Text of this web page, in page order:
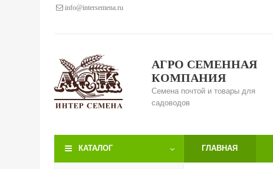
info@intersemena.ru
АГРО СЕМЕННАЯ
КОМПАНИЯ
Семена почтой и товары для
садоводов
КАТАЛОГ ГЛАВНАЯ